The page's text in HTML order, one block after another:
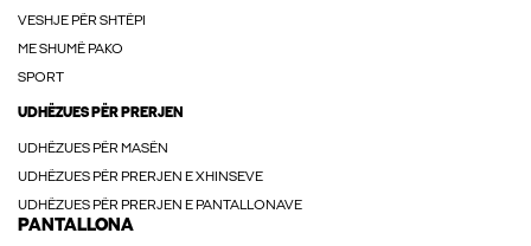
VESHJE PËR SHTËPI
ME SHUMË PAKO
SPORT
UDHËZUES PËR PRERJEN
UDHËZUES PËR MASËN
UDHËZUES PËR PRERJEN E XHINSEVE
UDHËZUES PËR PRERJEN E PANTALLONAVE
PANTALLONA